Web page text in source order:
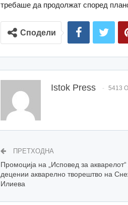
требаше да продолжат според
Сподели
Istok Press 5413
ПРЕТХОДНА
Промоција на „Исповед за акварелот“
децении акварелно творештво на
Илиева